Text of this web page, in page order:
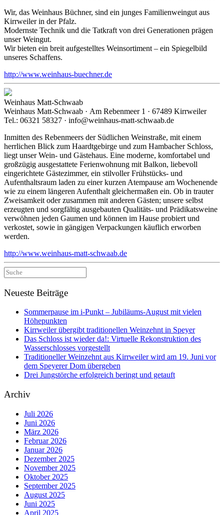
Wir, das Weinhaus Büchner, sind ein junges Familienweingut aus
Kirrweiler in der Pfalz.
Modernste Technik und die Tatkraft von drei Generationen prägen
unser Weingut.
Wir bieten ein breit aufgestelltes Weinsortiment – ein Spiegelbild
unseres Schaffens.
http://www.weinhaus-buechner.de
Weinhaus Matt-Schwaab
Weinhaus Matt-Schwaab · Am Rebenmeer 1 · 67489 Kirrweiler
Tel.: 06321 58327 · info@weinhaus-matt-schwaab.de
Inmitten des Rebenmeers der Südlichen Weinstraße, mit einem
herrlichen Blick zum Haardtgebirge und zum Hambacher Schloss,
liegt unser Wein- und Gästehaus. Eine moderne, komfortabel und
großzügig ausgestattete Ferienwohnung mit Balkon, liebevoll
eingerichtete Gästezimmer, ein stilvoller Frühstücks- und
Aufenthaltsraum laden zu einer kurzen Atempause am Wochenende
wie zu einem längeren Aufenthalt gleichermaßen ein. Ob in trauter
Zweisamkeit oder zusammen mit anderen Gästen; unsere selbst
erzeugten und sorgfältig ausgebauten Qualitäts- und Prädikatsweine
verwöhnen jeden Gaumen und können im Hause probiert und
verkostet, sowie in gängigen Verpackungen käuflich erworben
werden.
http://www.weinhaus-matt-schwaab.de
Suche
nach:
Neueste Beiträge
Sommerpause im i-Punkt – Jubiläums-August mit vielen
Höhepunkten
Kirrweiler übergibt traditionellen Weinzehnt in Speyer
Das Schloss ist wieder da!: Virtuelle Rekonstruktion des
Wasserschlosses vorgestellt
Traditioneller Weinzehnt aus Kirrweiler wird am 19. Juni vor
dem Speyerer Dom übergeben
Drei Jungstörche erfolgreich beringt und getauft
Archiv
Juli 2026
Juni 2026
März 2026
Februar 2026
Januar 2026
Dezember 2025
November 2025
Oktober 2025
September 2025
August 2025
Juni 2025
April 2025